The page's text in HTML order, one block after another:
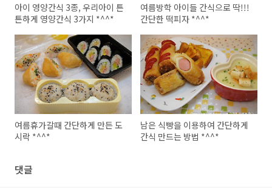
아이 영양간식 3종, 우리아이 튼
튼하게 영양간식 3가지 *^^*
여름방학 아이들 간식으로 딱!!!
간단한 떡피자 *^^*
여름휴가갈때 간단하게 만든 도
시락 *^^*
남은 식빵을 이용하여 간단하게
간식 만드는 방법 *^^*
댓글